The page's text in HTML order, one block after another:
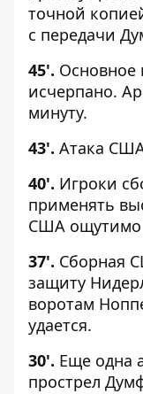
точной
с передачи
45'. Основное
исчерпано.
минуту.
43'. Атака
40'. Игроки
применять
США ощутимо
37'. Сборная
защиту
воротам
удается.
30'. Еще одна
прострел